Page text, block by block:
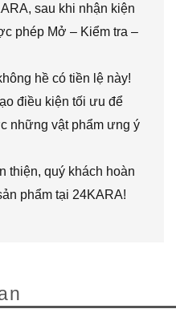
sau khi nhận kiện
phép Mở – Kiểm tra –
hề có tiền lệ này!
điều kiện tối ưu để
những vật phẩm ưng ý
thiện, quý khách hoàn
phẩm tại 24KARA!